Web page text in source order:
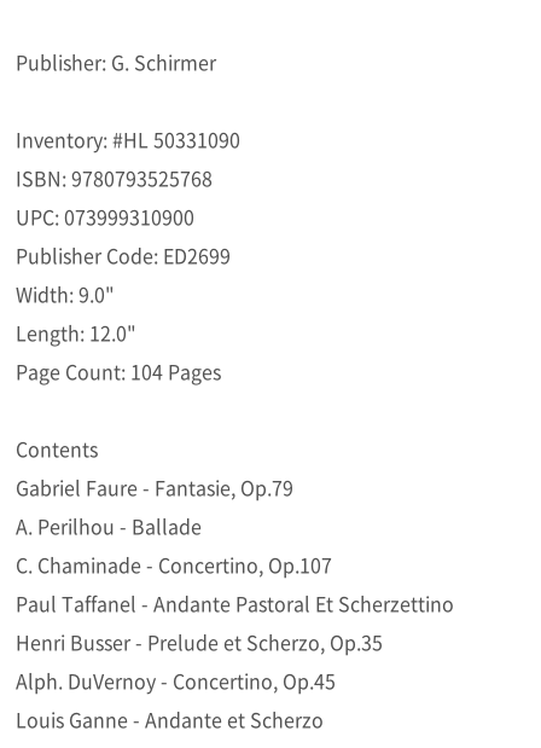
Publisher: G. Schirmer
Inventory: #HL 50331090
ISBN: 9780793525768
UPC: 073999310900
Publisher Code: ED2699
Width: 9.0"
Length: 12.0"
Page Count: 104 Pages
Contents
Gabriel Faure - Fantasie, Op.79
A. Perilhou - Ballade
C. Chaminade - Concertino, Op.107
Paul Taffanel - Andante Pastoral Et Scherzettino
Henri Busser - Prelude et Scherzo, Op.35
Alph. DuVernoy - Concertino, Op.45
Louis Ganne - Andante et Scherzo